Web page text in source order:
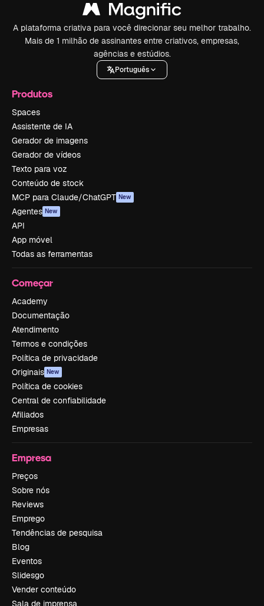
A plataforma criativa para você direcionar seu melhor trabalho.
Mais de 1 milhão de assinantes entre criativos, empresas,
agências e estúdios.
Português
Produtos
Spaces
Assistente de IA
Gerador de imagens
Gerador de vídeos
Texto para voz
Conteúdo de stock
MCP para Claude/ChatGPT New
Agentes New
API
App móvel
Todas as ferramentas
Começar
Academy
Documentação
Atendimento
Termos e condições
Política de privacidade
Originais New
Política de cookies
Central de confiabilidade
Afiliados
Empresas
Empresa
Preços
Sobre nós
Reviews
Emprego
Tendências de pesquisa
Blog
Eventos
Slidesgo
Vender conteúdo
Sala de imprensa